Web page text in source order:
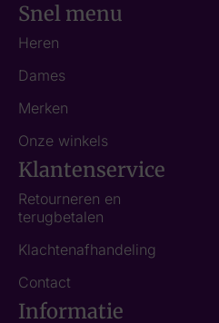
Snel menu
Heren
Dames
Merken
Onze winkels
Klantenservice
Retourneren en
terugbetalen
Klachtenafhandeling
Contact
Informatie